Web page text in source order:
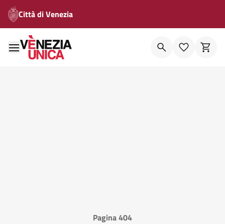
Città di Venezia
Pagina 404